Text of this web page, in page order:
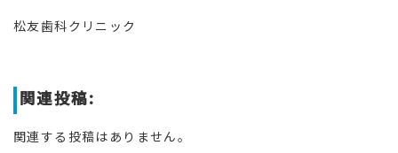
松友歯科クリニック
関連投稿:
関連する投稿はありません。